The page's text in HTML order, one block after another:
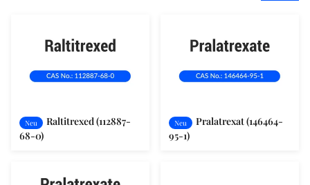
Neu
Raltitrexed (112887-
68-0)
Neu
Pralatrexat (146464-
95-1)